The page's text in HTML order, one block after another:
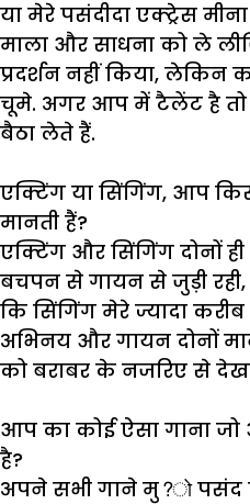
या मेरे पसंदीदा एक्ट्रेस मीना
माला और साधना को ले
प्रदर्शन नहीं किया, लेकिन
चूमे. अगर आप में टैलेंट है तो
बैठा लेते हैं.
एक्टिंग या सिंगिंग, आप
मानती हैं?
एक्टिंग और सिंगिंग दोनों ही
बचपन से गायन से जुड़ी रही,
कि सिंगिंग मेरे ज्यादा करीब
अभिनय और गायन दोनों
को बराबर के नजरिए से
आप का कोई ऐसा गाना
है?
अपने सभी गाने मु? पसंद